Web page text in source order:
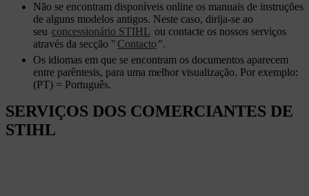
Não se encontram disponíveis online os manuais de instruções
de alguns modelos antigos. Neste caso, dirija-se ao
seu concessionário STIHL ou contacte os nossos serviços
através da secção " Contacto ".
Os idiomas em que se encontram os documentos aparecem
entre parêntesis, para uma melhor visualização. Por exemplo:
(PT) = Português.
SERVIÇOS DOS COMERCIANTES DE
STIHL